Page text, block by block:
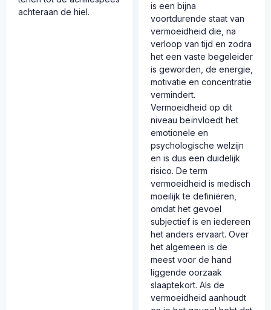
achteraan de hiel.
is een bijna
voortdurende staat van
vermoeidheid die, na
verloop van tijd en zodra
het een vaste begeleider
is geworden, de energie,
motivatie en concentratie
vermindert.
Vermoeidheid op dit
niveau beïnvloedt het
emotionele en
psychologische welzijn
en is dus een duidelijk
risico. De term
vermoeidheid is medisch
moeilijk te definiëren,
omdat het gevoel
subjectief is en iedereen
het anders ervaart. Over
het algemeen is de
meest voor de hand
liggende oorzaak
slaaptekort. Als de
vermoeidheid aanhoudt